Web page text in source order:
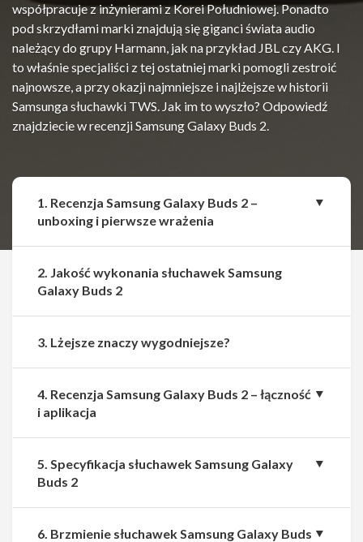
współpracuje z inżynierami z Korei Południowej. Ponadto
pod skrzydłami marki znajdują się giganci świata audio
należący do grupy Harmann, jak na przykład JBL czy AKG. I
to właśnie specjaliści z tej ostatniej marki pomogli zestroić
najnowsze, a przy okazji najmniejsze i najlżejsze w historii
Samsunga słuchawki TWS. Jak im to wyszło? Odpowiedź
znajdziecie w recenzji Samsung Galaxy Buds 2.
1. Recenzja Samsung Galaxy Buds 2 –
unboxing i pierwsze wrażenia
2. Jakość wykonania słuchawek Samsung
Galaxy Buds 2
3. Lżejsze znaczy wygodniejsze?
4. Recenzja Samsung Galaxy Buds 2 – łączność
i aplikacja
5. Specyfikacja słuchawek Samsung Galaxy
Buds 2
6. Brzmienie słuchawek Samsung Galaxy Buds